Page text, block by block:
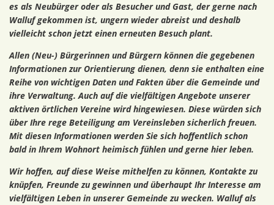
es als Neubürger oder als Besucher und Gast, der gerne nach
Walluf gekommen ist, ungern wieder abreist und deshalb
vielleicht schon jetzt einen erneuten Besuch plant.
Allen (Neu-) Bürgerinnen und Bürgern können die gegebenen
Informationen zur Orientierung dienen, denn sie enthalten eine
Reihe von wichtigen Daten und Fakten über die Gemeinde und
ihre Verwaltung. Auch auf die vielfältigen Angebote unserer
aktiven örtlichen Vereine wird hingewiesen. Diese würden sich
über Ihre rege Beteiligung am Vereinsleben sicherlich freuen.
Mit diesen Informationen werden Sie sich hoffentlich schon
bald in Ihrem Wohnort heimisch fühlen und gerne hier leben.
Wir hoffen, auf diese Weise mithelfen zu können, Kontakte zu
knüpfen, Freunde zu gewinnen und überhaupt Ihr Interesse am
vielfältigen Leben in unserer Gemeinde zu wecken. Walluf als